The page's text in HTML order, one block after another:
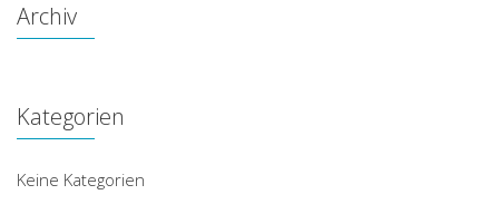
Archiv
Kategorien
Keine Kategorien